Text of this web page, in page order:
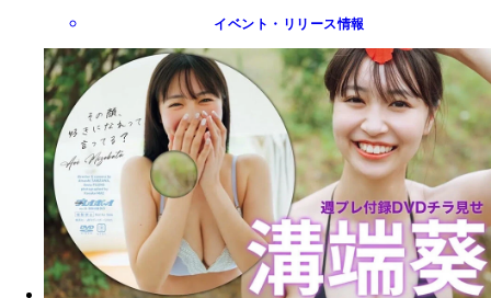
イベント・リリース情報